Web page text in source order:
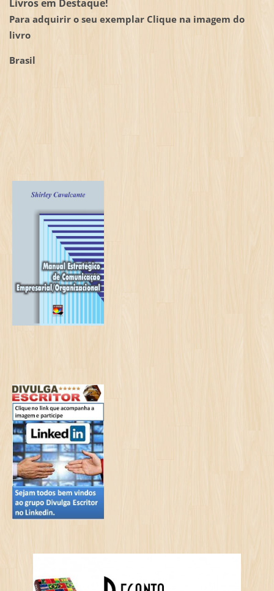
Livros em Destaque!
Para adquirir o seu exemplar Clique na imagem do
livro
Brasil